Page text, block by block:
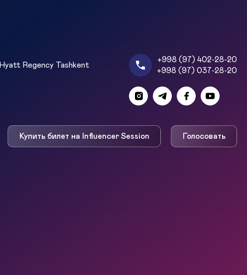
Hyatt Regency Tashkent
+998 (97) 402-28-20
+998 (97) 037-28-20
Купить билет на Influencer Session Голосовать